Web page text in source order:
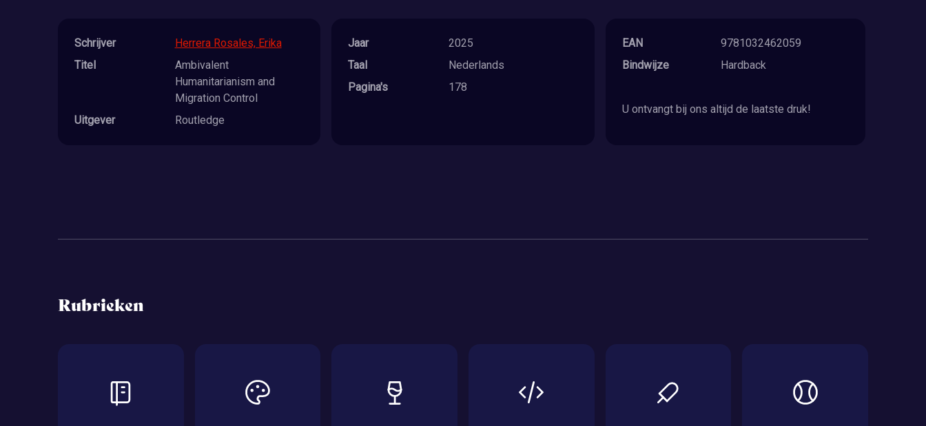
Schrijver
Herrera Rosales, Erika
Titel
Ambivalent
Humanitarianism and
Migration Control
Uitgever
Routledge
Jaar
2025
Taal
Nederlands
Pagina's
178
EAN
9781032462059
Bindwijze
Hardback
U ontvangt bij ons altijd de laatste druk!
Rubrieken